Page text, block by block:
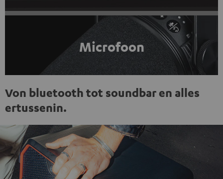
Microfoon
Von bluetooth tot soundbar en alles
ertussenin.